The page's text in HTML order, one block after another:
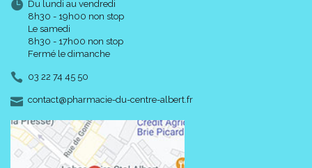
Du lundi au vendredi
8h30 - 19h00 non stop
Le samedi
8h30 - 17h00 non stop
Fermé le dimanche
03 22 74 45 50
contact-
@-
pharmacie-du-centre-albert.fr